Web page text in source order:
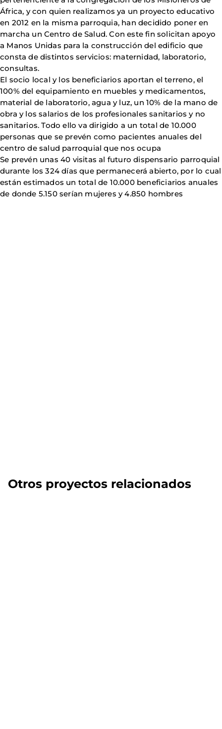
África, y con quien realizamos ya un proyecto educativo
en 2012 en la misma parroquia, han decidido poner en
marcha un Centro de Salud. Con este fin solicitan apoyo
a Manos Unidas para la construcción del edificio que
consta de distintos servicios: maternidad, laboratorio,
consultas.
El socio local y los beneficiarios aportan el terreno, el
100% del equipamiento en muebles y medicamentos,
material de laboratorio, agua y luz, un 10% de la mano de
obra y los salarios de los profesionales sanitarios y no
sanitarios. Todo ello va dirigido a un total de 10.000
personas que se prevén como pacientes anuales del
centro de salud parroquial que nos ocupa
Se prevén unas 40 visitas al futuro dispensario parroquial
durante los 324 días que permanecerá abierto, por lo cual
están estimados un total de 10.000 beneficiarios anuales
de donde 5.150 serían mujeres y 4.850 hombres
Otros proyectos relacionados